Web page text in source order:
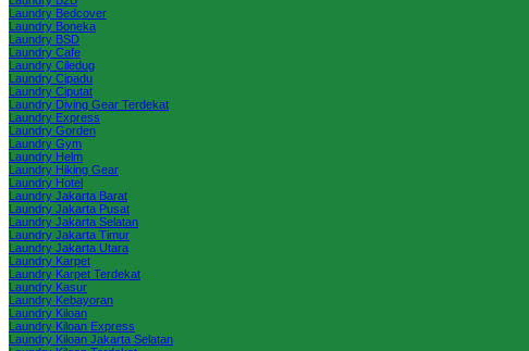
Laundry Bedcover
Laundry Boneka
Laundry BSD
Laundry Cafe
Laundry Ciledug
Laundry Cipadu
Laundry Ciputat
Laundry Diving Gear Terdekat
Laundry Express
Laundry Gorden
Laundry Gym
Laundry Helm
Laundry Hiking Gear
Laundry Hotel
Laundry Jakarta Barat
Laundry Jakarta Pusat
Laundry Jakarta Selatan
Laundry Jakarta Timur
Laundry Jakarta Utara
Laundry Karpet
Laundry Karpet Terdekat
Laundry Kasur
Laundry Kebayoran
Laundry Kiloan
Laundry Kiloan Express
Laundry Kiloan Jakarta Selatan